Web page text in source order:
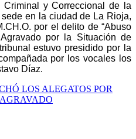
y Correccional de la
en la ciudad de La Rioja,
por el delito de “Abuso
por la Situación de
estuvo presidido por la
por los vocales los
Díaz.
LOS ALEGATOS POR